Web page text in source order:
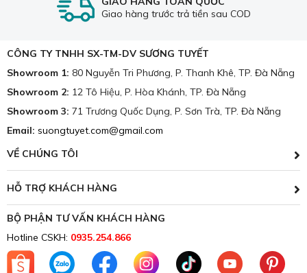
Giao hàng trước trả tiền sau COD
CÔNG TY TNHH SX-TM-DV SƯƠNG TUYẾT
Showroom 1: 80 Nguyễn Tri Phương, P. Thanh Khê, TP. Đà Nẵng
Showroom 2: 12 Tô Hiệu, P. Hòa Khánh, TP. Đà Nẵng
Showroom 3: 71 Trương Quốc Dụng, P. Sơn Trà, TP. Đà Nẵng
Email: suongtuyet.com@gmail.com
VỀ CHÚNG TÔI
HỖ TRỢ KHÁCH HÀNG
BỘ PHẬN TƯ VẤN KHÁCH HÀNG
Hotline CSKH: 0935.254.866